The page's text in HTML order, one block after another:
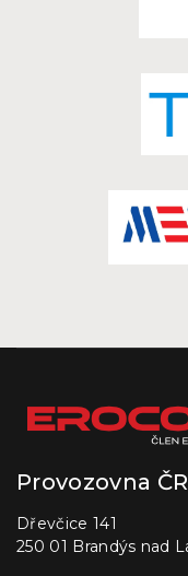
Provozovna ČR
Dřevčice 141
250 01 Brandýs nad